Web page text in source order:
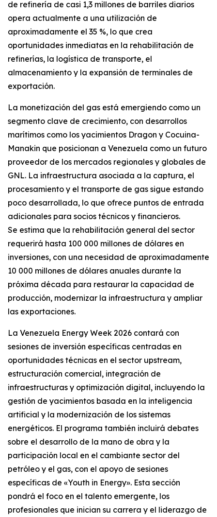
de refinería de casi 1,3 millones de barriles diarios
opera actualmente a una utilización de
aproximadamente el 35 %, lo que crea
oportunidades inmediatas en la rehabilitación de
refinerías, la logística de transporte, el
almacenamiento y la expansión de terminales de
exportación.
La monetización del gas está emergiendo como un
segmento clave de crecimiento, con desarrollos
marítimos como los yacimientos Dragon y Cocuina-
Manakin que posicionan a Venezuela como un futuro
proveedor de los mercados regionales y globales de
GNL. La infraestructura asociada a la captura, el
procesamiento y el transporte de gas sigue estando
poco desarrollada, lo que ofrece puntos de entrada
adicionales para socios técnicos y financieros.
Se estima que la rehabilitación general del sector
requerirá hasta 100 000 millones de dólares en
inversiones, con una necesidad de aproximadamente
10 000 millones de dólares anuales durante la
próxima década para restaurar la capacidad de
producción, modernizar la infraestructura y ampliar
las exportaciones.
La Venezuela Energy Week 2026 contará con
sesiones de inversión específicas centradas en
oportunidades técnicas en el sector upstream,
estructuración comercial, integración de
infraestructuras y optimización digital, incluyendo la
gestión de yacimientos basada en la inteligencia
artificial y la modernización de los sistemas
energéticos. El programa también incluirá debates
sobre el desarrollo de la mano de obra y la
participación local en el cambiante sector del
petróleo y el gas, con el apoyo de sesiones
específicas de «Youth in Energy». Esta sección
pondrá el foco en el talento emergente, los
profesionales que inician su carrera y el liderazgo de